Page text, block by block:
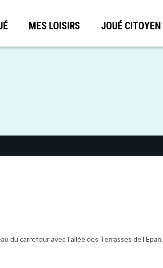
MES LOISIRS JOUÉ CITOYEN
du carrefour avec l’allée des Terrasses de l’Epan,